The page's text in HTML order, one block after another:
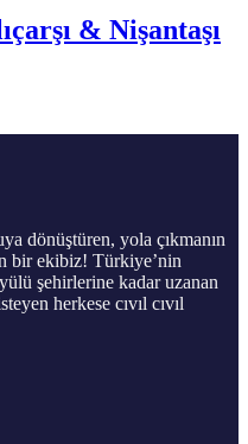
& Nişantaşı
dönüştüren, yola çıkmanın
bir ekibiz! Türkiye’nin
şehirlerine kadar uzanan
herkese cıvıl cıvıl